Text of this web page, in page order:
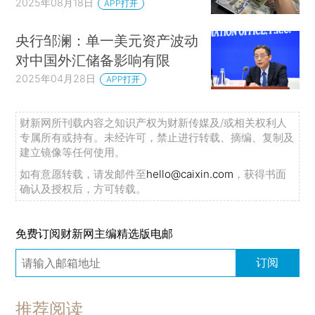
2025年08月18日 APP打开
央行邹澜：单一美元资产波动
对中国外汇储备影响有限
2025年04月28日 APP打开
财新网所刊载内容之知识产权为财新传媒及/或相关权利人
专属所有或持有。未经许可，禁止进行转载、摘编、复制及
建立镜像等任何使用。
如有意愿转载，请发邮件至hello@caixin.com ，获得书面
确认及授权后，方可转载。
免费订阅财新网主编精选版电邮
订阅
推荐阅读